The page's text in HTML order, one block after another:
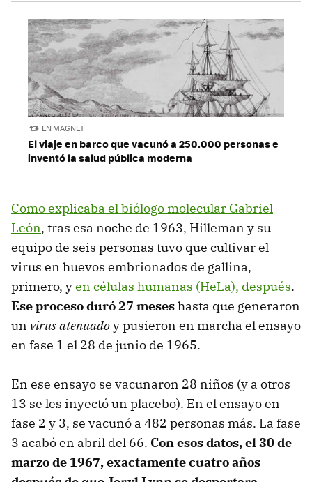
EN MAGNET
El viaje en barco que vacunó a 250.000 personas e
inventó la salud pública moderna
Como explicaba el biólogo molecular Gabriel
León, tras esa noche de 1963, Hilleman y su
equipo de seis personas tuvo que cultivar el
virus en huevos embrionados de gallina,
primero, yen células humanas (HeLa), después.
Ese proceso duró 27 meseshasta que generaron
un virus atenuadoy pusieron en marcha el ensayo
en fase 1 el 28 de junio de 1965.
En ese ensayo se vacunaron 28 niños (y a otros
13 se les inyectó un placebo). En el ensayo en
fase 2 y 3, se vacunó a 482 personas más. La fase
3 acabó en abril del 66. Con esos datos, el 30 de
marzo de 1967, exactamente cuatro años